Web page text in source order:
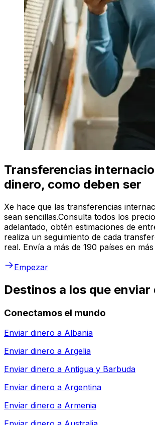
Transferencias
dinero, como deben ser
Xe hace que las transferencias
sean sencillas.Consulta todos los
adelantado, obtén estimaciones de
realiza un seguimiento de cada
real. Envía a más de 190 países en
Empezar
Destinos a los que enviar
Conectamos el mundo
Enviar dinero a Albania
Enviar dinero a Argelia
Enviar dinero a Antigua y Barbuda
Enviar dinero a Argentina
Enviar dinero a Armenia